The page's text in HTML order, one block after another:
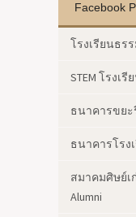
Facebook
โรงเรียนธร
STEM โรงเ
ธนาคารขยะ
ธนาคารโรง
สมาคมศิษย์เ
Alumni